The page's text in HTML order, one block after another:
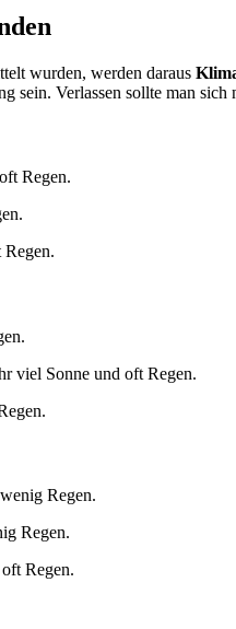
wurden, werden daraus
Verlassen sollte man sich
Regen.
viel Sonne und oft Regen.
Regen.
Regen.
Regen.